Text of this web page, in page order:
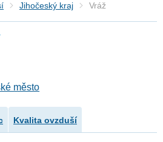
Jihočeský kraj Vráž
město
Kvalita ovzduší